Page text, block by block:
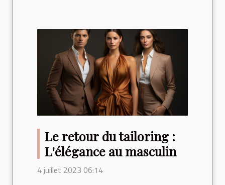
Le retour du tailoring :
L'élégance au masculin
4 juillet 2023 06:14